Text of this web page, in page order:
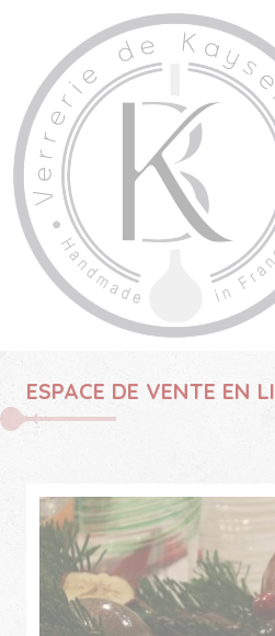
ACCUEIL
NOTRE
NOS
ENTREPRISES &
ESPACE DE
CONTACT ET
COMPTE
PANIER
ESPACE DE VENTE EN
Panneau de gestion des cookies